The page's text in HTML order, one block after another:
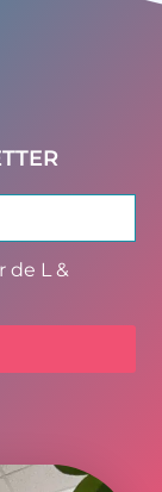
de L &